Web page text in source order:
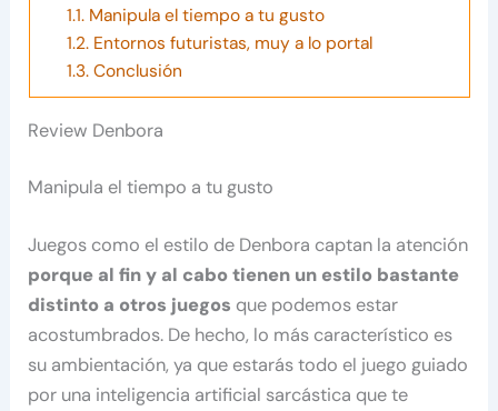
1.1.Manipula el tiempo a tu gusto
1.2.Entornos futuristas, muy a lo portal
1.3.Conclusión
Review Denbora
Manipula el tiempo a tu gusto
Juegos como el estilo de Denbora captan la atención
porque al fin y al cabo tienen un estilo bastante
distinto a otros juegos que podemos estar
acostumbrados. De hecho, lo más característico es
su ambientación, ya que estarás todo el juego guiado
por una inteligencia artificial sarcástica que te